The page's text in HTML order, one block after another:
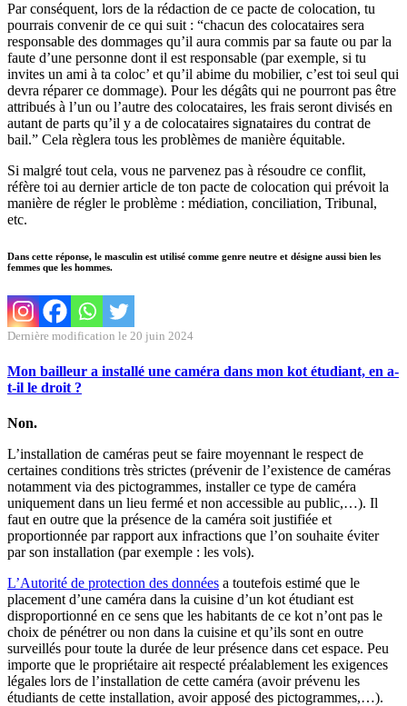
Par conséquent, lors de la rédaction de ce pacte de colocation, tu
pourrais convenir de ce qui suit : “chacun des colocataires sera
responsable des dommages qu’il aura commis par sa faute ou par la
faute d’une personne dont il est responsable (par exemple, si tu
invites un ami à ta coloc’ et qu’il abime du mobilier, c’est toi seul qui
devra réparer ce dommage). Pour les dégâts qui ne pourront pas être
attribués à l’un ou l’autre des colocataires, les frais seront divisés en
autant de parts qu’il y a de colocataires signataires du contrat de
bail.” Cela règlera tous les problèmes de manière équitable.
Si malgré tout cela, vous ne parvenez pas à résoudre ce conflit,
réfère toi au dernier article de ton pacte de colocation qui prévoit la
manière de régler le problème : médiation, conciliation, Tribunal,
etc.
Dans cette réponse, le masculin est utilisé comme genre neutre et désigne aussi bien les
femmes que les hommes.
Dernière modification le 20 juin 2024
Mon bailleur a installé une caméra dans mon kot étudiant, en a-
t-il le droit ?
Non.
L’installation de caméras peut se faire moyennant le respect de
certaines conditions très strictes (prévenir de l’existence de caméras
notamment via des pictogrammes, installer ce type de caméra
uniquement dans un lieu fermé et non accessible au public,…). Il
faut en outre que la présence de la caméra soit justifiée et
proportionnée par rapport aux infractions que l’on souhaite éviter
par son installation (par exemple : les vols).
L’Autorité de protection des données a toutefois estimé que le
placement d’une caméra dans la cuisine d’un kot étudiant est
disproportionné en ce sens que les habitants de ce kot n’ont pas le
choix de pénétrer ou non dans la cuisine et qu’ils sont en outre
surveillés pour toute la durée de leur présence dans cet espace. Peu
importe que le propriétaire ait respecté préalablement les exigences
légales lors de l’installation de cette caméra (avoir prévenu les
étudiants de cette installation, avoir apposé des pictogrammes,…).